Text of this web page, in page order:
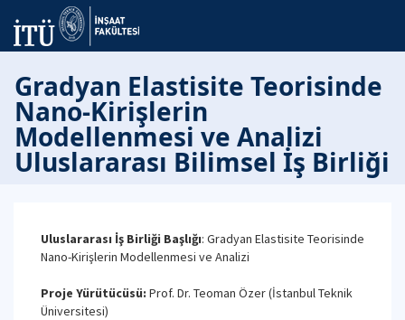
Gradyan Elastisite Teorisinde
Nano-Kirişlerin
Modellenmesi ve Analizi
Uluslararası Bilimsel İş Birliği
Uluslararası İş Birliği Başlığı: Gradyan Elastisite Teorisinde
Nano-Kirişlerin Modellenmesi ve Analizi
Proje Yürütücüsü: Prof. Dr. Teoman Özer (İstanbul Teknik
Üniversitesi)